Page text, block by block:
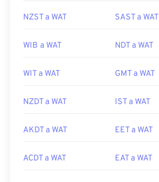
NZST a WAT SAST a WAT
WIB a WAT NDT a WAT
WIT a WAT GMT a WAT
NZDT a WAT IST a WAT
AKDT a WAT EET a WAT
ACDT a WAT EAT a WAT